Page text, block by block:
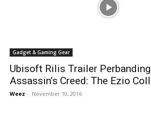
Gadget & Gaming Gear
Ubisoft Rilis Trailer
Assassin’s Creed: The Ezio
Weez - November 10, 2016